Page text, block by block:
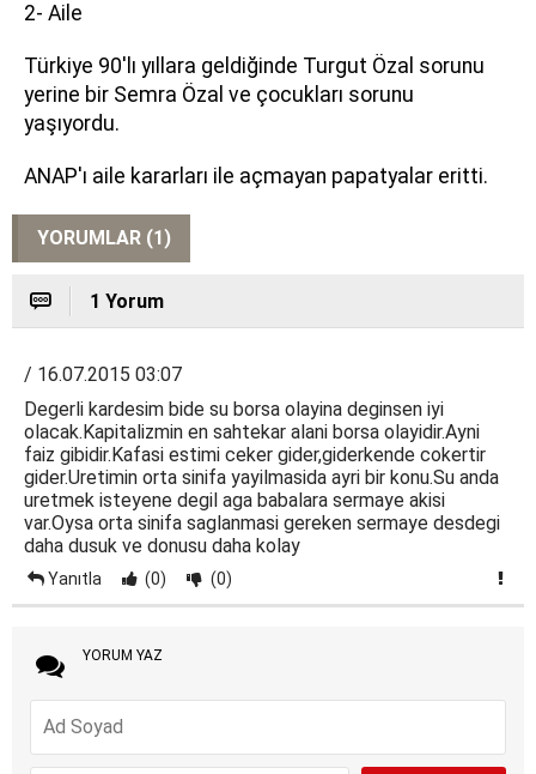
2- Aile
Türkiye 90'lı yıllara geldiğinde Turgut Özal sorunu
yerine bir Semra Özal ve çocukları sorunu
yaşıyordu.
ANAP'ı aile kararları ile açmayan papatyalar eritti.
YORUMLAR (1)
1 Yorum
/ 16.07.2015 03:07
Degerli kardesim bide su borsa olayina deginsen iyi
olacak.Kapitalizmin en sahtekar alani borsa olayidir.Ayni
faiz gibidir.Kafasi estimi ceker gider,giderkende cokertir
gider.Uretimin orta sinifa yayilmasida ayri bir konu.Su anda
uretmek isteyene degil aga babalara sermaye akisi
var.Oysa orta sinifa saglanmasi gereken sermaye desdegi
daha dusuk ve donusu daha kolay
Yanıtla (0) (0)
YORUM YAZ